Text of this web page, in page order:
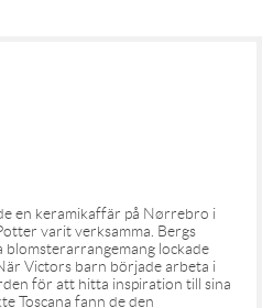
en keramikaffär på Nørrebro i
varit verksamma. Bergs
lockade
Victors barn började arbeta i
för att hitta inspiration till sina
Toscana fann de den